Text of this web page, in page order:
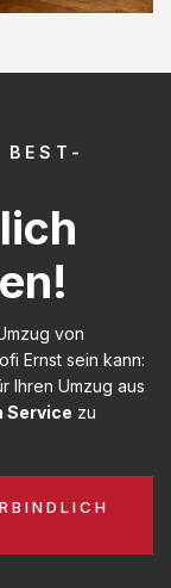
BEST-
von
Ernst sein kann:
Ihren Umzug aus
Service zu